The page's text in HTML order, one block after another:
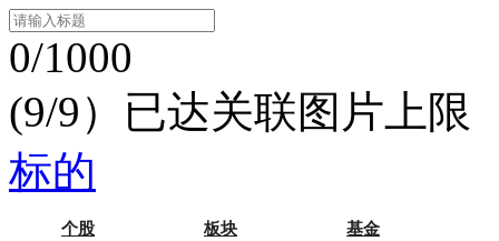
0/1000
(9/9）已达关联图片上限
标的
个股 板块 基金